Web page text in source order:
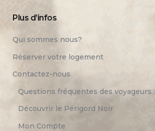
Plus d’infos
Qui sommes nous?
Réserver votre logement
Contactez-nous
Questions fréquentes des voyageurs :
Découvrir le Périgord Noir
Mon Compte